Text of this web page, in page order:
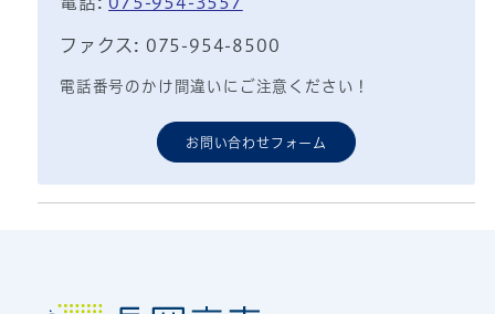
ファクス: 075-954-8500
電話番号のかけ間違いにご注意ください！
お問い合わせフォーム